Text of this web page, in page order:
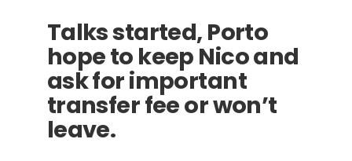
Talks started, Porto
hope to keep Nico and
ask for important
transfer fee or won’t
leave.